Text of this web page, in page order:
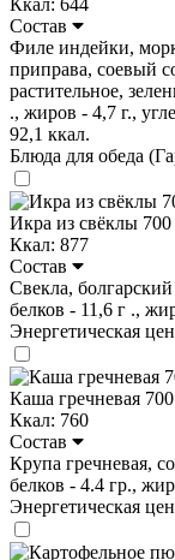
Состав
Филе индейки,
приправа, соевый
растительное,
., жиров - 4,7 г.,
92,1 ккал.
Блюда для обеда
Икра из свёклы
Ккал: 877
Состав
Свекла,
белков - 11,6 г .,
Энергетическая
Каша гречневая
Ккал: 760
Состав
Крупа гречневая,
белков - 4.4 гр.,
Энергетическая